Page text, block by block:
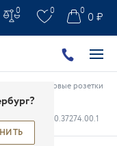
0 0 0 ₽
0
Фарфоровые розетки
1, арт. 80.37274.00.1